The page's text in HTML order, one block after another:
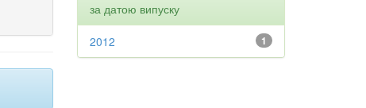
за датою випуску
1
2012